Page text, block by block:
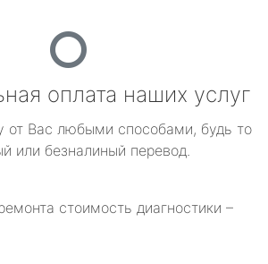
оплата наших услуг
от Вас любыми способами, будь то
или безналиный перевод.
стоимость диагностики –